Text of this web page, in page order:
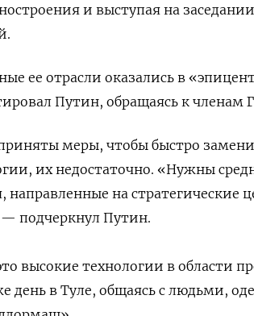
и выступая на заседании
ее отрасли оказались в
Путин, обращаясь к членам
меры, чтобы быстро
их недостаточно. «Нужны
направленные на стратегические
— подчеркнул Путин.
высокие технологии в области
день в Туле, общаясь с людьми,